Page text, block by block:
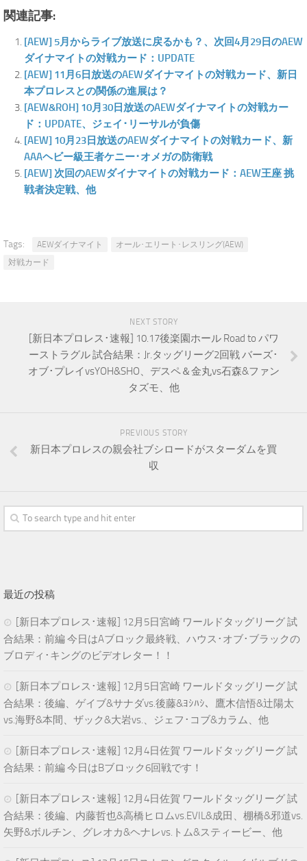
関連記事:
[AEW] 5月からライブ放送に戻るかも？、次回4月29日のAEW
ダイナマイトの対戦カード：UPDATE
[AEW] 11月6日放送のAEWダイナマイトの対戦カード、新日
本プロレスとの関係の進展は？
[AEW&ROH] 10月30日放送のAEWダイナマイトの対戦カー
ド：UPDATE、ジェイ･リーサルが負傷
[AEW] 10月23日放送のAEWダイナマイトの対戦カード、新
AAAヘビー級王者ケニー･オメガの防衛戦
[AEW] 次回のAEWダイナマイトの対戦カード：AEW王座 挑
戦者決定戦、他
Tags: AEWダイナマイト
オール･エリート･レスリング(AEW)
対戦カード
NEXT STORY
[新日本プロレス･速報] 10.17後楽園ホール Road to パワ
ーストラグル 試合結果：Jr.タッグリーグ2回戦 バーズ･
オブ･プレイvsYOH&SHO、デスペ＆金丸vs石森&ファン
タズモ、他
PREVIOUS STORY
新日本プロレスの親会社ブシロードがスターダムを買
収
最近の投稿
[新日本プロレス･速報] 12月5日宮崎 ワールドタッグリーグ 試
合結果：前編 今日はAブロック最終戦、ハウス･オブ･ブラックの
ブロディ･キングのビデオレター！！
[新日本プロレス･速報] 12月5日宮崎 ワールドタッグリーグ 試
合結果：後編、ゲイブ&サナダvs.後藤&ﾖｼﾊｼ、鷹木信悟&辻陽太
vs.海野&本間、ザック&大岩vs.、ジェフ･コブ&カラム、他
[新日本プロレス･速報] 12月4日佐賀 ワールドタッグリーグ 試
合結果：前編 今日はBブロック6回戦です！
[新日本プロレス･速報] 12月4日佐賀 ワールドタッグリーグ 試
合結果：後編、内藤哲也&高橋ヒロムvs.EVIL&成田、棚橋&邪道vs.
矢野&ボルチン、グレオカ&ヘナレvs.トム&スティービー、他